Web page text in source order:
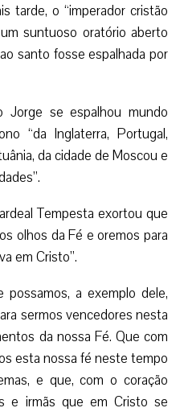
tarde, o “imperador cristão
suntuoso oratório aberto
santo fosse espalhada por
Jorge se espalhou mundo
“da Inglaterra, Portugal,
da cidade de Moscou e
Tempesta exortou que
olhos da Fé e oremos para
em Cristo”.
possamos, a exemplo dele,
sermos vencedores nesta
da nossa Fé. Que com
esta nossa fé neste tempo
e que, com o coração
e irmãs que em Cristo se